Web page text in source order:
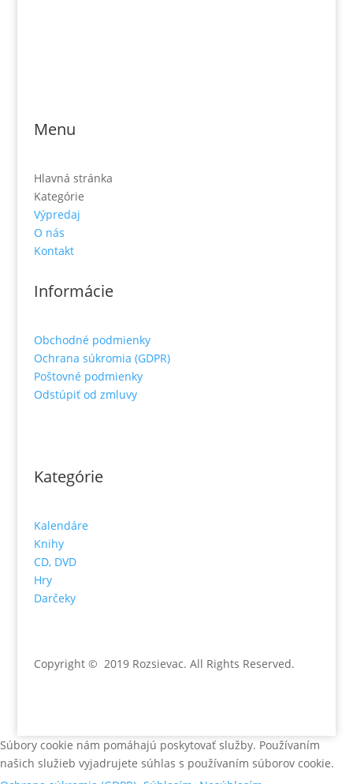
Menu
Hlavná stránka
Kategórie
Výpredaj
O nás
Kontakt
Informácie
Obchodné podmienky
Ochrana súkromia (GDPR)
Poštovné podmienky
Odstúpiť od zmluvy
Kategórie
Kalendáre
Knihy
CD, DVD
Hry
Darčeky
Copyright © 2019 Rozsievac. All Rights Reserved.
Súbory cookie nám pomáhajú poskytovať služby. Používaním
našich služieb vyjadrujete súhlas s používaním súborov cookie.